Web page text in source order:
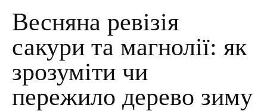
Весняна ревізія
сакури та магнолії: як
зрозуміти чи
пережило дерево зиму